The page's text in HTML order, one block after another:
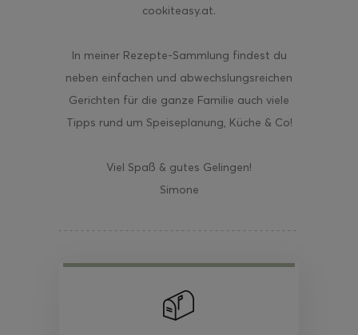
cookiteasy.at.
In meiner Rezepte-Sammlung findest du
neben einfachen und abwechslungsreichen
Gerichten für die ganze Familie auch viele
Tipps rund um Speiseplanung, Küche & Co!
Viel Spaß & gutes Gelingen!
Simone